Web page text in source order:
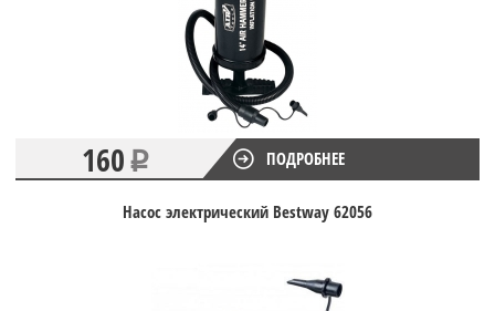
160 ПОДРОБНЕЕ
Насос электрический Bestway 62056